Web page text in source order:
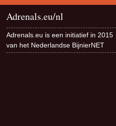
Adrenals.eu/nl
Adrenals.eu is een initiatief in 2015
van het Nederlandse BijnierNET